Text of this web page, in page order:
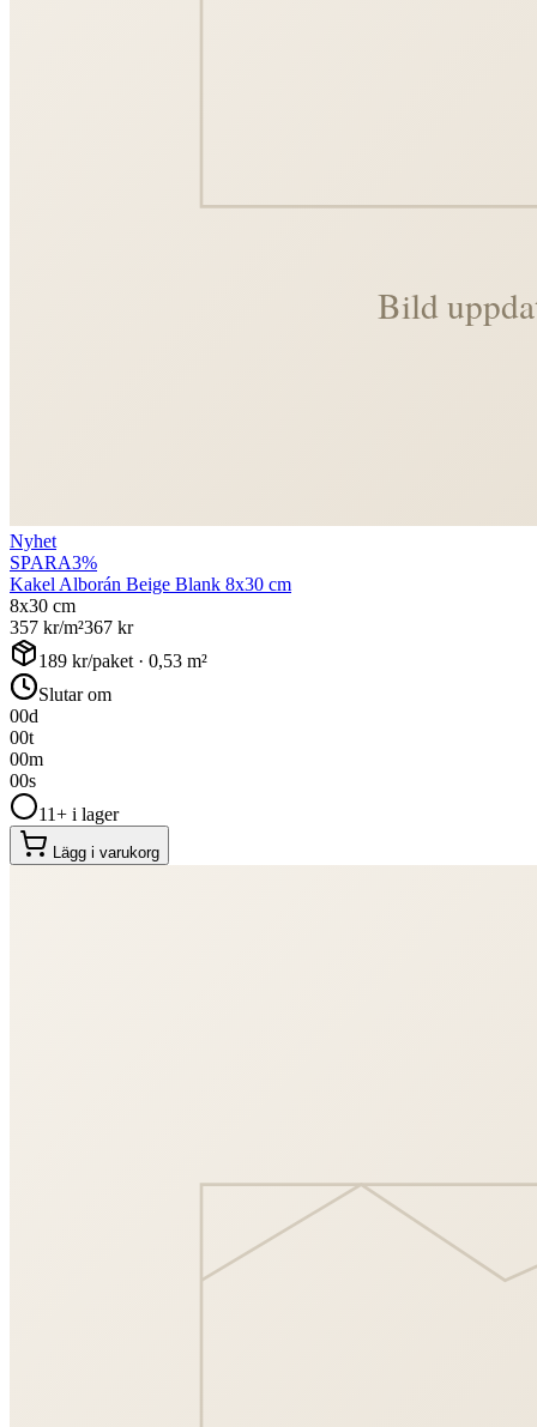
Nyhet
SPARA3%
Kakel Alborán Beige Blank 8x30 cm
8x30 cm
357 kr/m²367 kr
189 kr/paket · 0,53 m²
Slutar om
00d
00t
00m
00s
11+ i lager
Lägg i varukorg